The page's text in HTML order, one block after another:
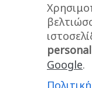
Google.